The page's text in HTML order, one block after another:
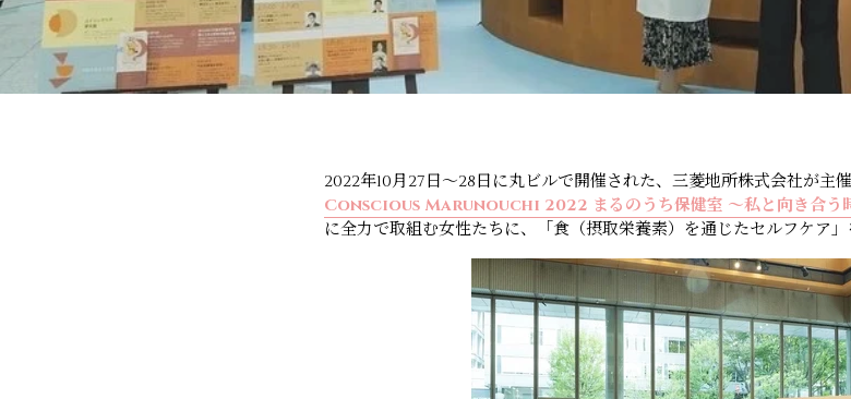
2022年10月27日～28日に丸ビルで開催された、三菱地所株式会社が主
Conscious Marunouchi 2022 まるのうち保健室 ～私と向き合う時
に全力で取組む女性たちに、「食（摂取栄養素）を通じたセルフケア」